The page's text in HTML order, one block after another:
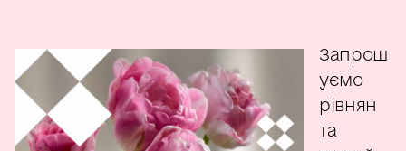
Запрош
уємо
рівнян
та